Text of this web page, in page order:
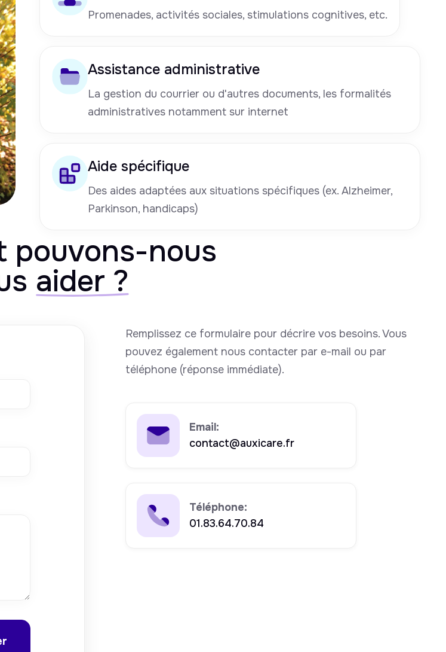
Promenades, activités sociales, stimulations cognitives, etc.
Assistance administrative
La gestion du courrier ou d'autres documents, les formalités
administratives notamment sur internet
Aide spécifique
Des aides adaptées aux situations spécifiques (ex. Alzheimer,
Parkinson, handicaps)
pouvons-nous
aider ?
Remplissez ce formulaire pour décrire vos besoins. Vous
pouvez également nous contacter par e-mail ou par
téléphone (réponse immédiate).
Email:
contact@auxicare.fr
Téléphone:
01.83.64.70.84